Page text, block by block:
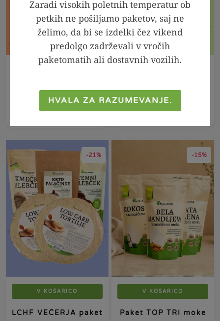
KETO DIETA - paket
z jedilnikom (PDF
10 x Temna čokolada
s sladilom, 100g
49,90€ 29,94
-21%
V KOŠARICO
LCHF VEČERJA paket
-15%
V KOŠARICO
Paket TOP TRI moke
Zaradi visokih poletnih temperatur ob
petkih ne pošiljamo paketov, saj ne
želimo, da bi se izdelki čez vikend
predolgo zadrževali v vročih
paketomatih ali dostavnih vozilih.
HVALA ZA RAZUMEVANJE.